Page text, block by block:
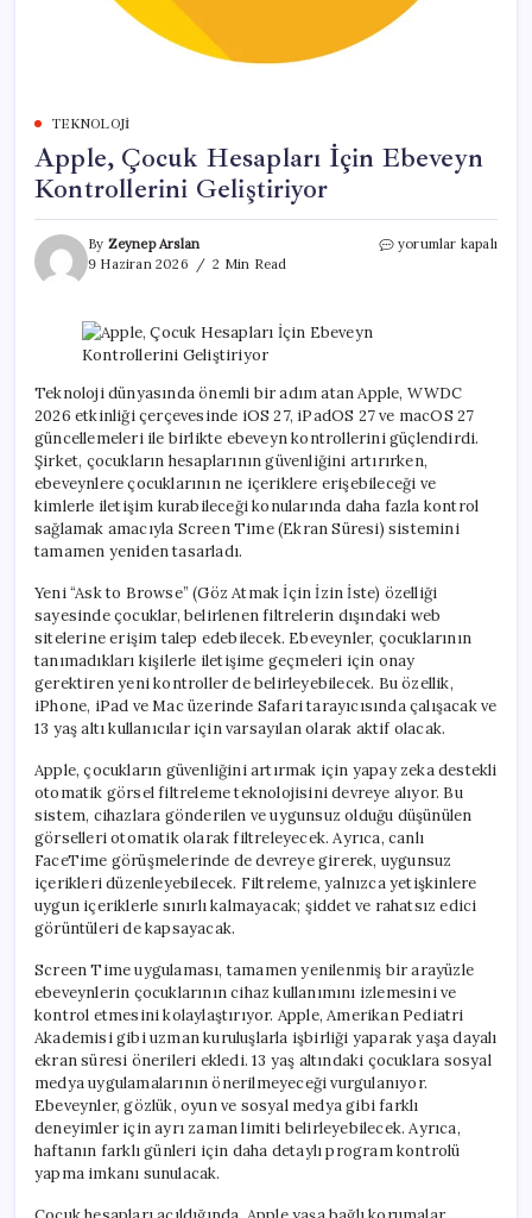
TEKNOLOJI
Apple, Çocuk Hesapları İçin Ebeveyn
Kontrollerini Geliştiriyor
By Zeynep Arslan
9 Haziran 2026
2 Min Read
Apple,
için
yorumlar kapalı
Teknoloji dünyasında önemli bir adım atan Apple, WWDC
2026 etkinliği çerçevesinde iOS 27, iPadOS 27 ve macOS 27
güncellemeleri ile birlikte ebeveyn kontrollerini güçlendirdi.
Şirket, çocukların hesaplarının güvenliğini artırırken,
ebeveynlere çocuklarının ne içeriklere erişebileceği ve
kimlerle iletişim kurabileceği konularında daha fazla kontrol
sağlamak amacıyla Screen Time (Ekran Süresi) sistemini
tamamen yeniden tasarladı.
Yeni “Ask to Browse” (Göz Atmak İçin İzin İste) özelliği
sayesinde çocuklar, belirlenen filtrelerin dışındaki web
sitelerine erişim talep edebilecek. Ebeveynler, çocuklarının
tanımadıkları kişilerle iletişime geçmeleri için onay
gerektiren yeni kontroller de belirleyebilecek. Bu özellik,
iPhone, iPad ve Mac üzerinde Safari tarayıcısında çalışacak ve
13 yaş altı kullanıcılar için varsayılan olarak aktif olacak.
Apple, çocukların güvenliğini artırmak için yapay zeka destekli
otomatik görsel filtreleme teknolojisini devreye alıyor. Bu
sistem, cihazlara gönderilen ve uygunsuz olduğu düşünülen
görselleri otomatik olarak filtreleyecek. Ayrıca, canlı
FaceTime görüşmelerinde de devreye girerek, uygunsuz
içerikleri düzenleyebilecek. Filtreleme, yalnızca yetişkinlere
uygun içeriklerle sınırlı kalmayacak; şiddet ve rahatsız edici
görüntüleri de kapsayacak.
Screen Time uygulaması, tamamen yenilenmiş bir arayüzle
ebeveynlerin çocuklarının cihaz kullanımını izlemesini ve
kontrol etmesini kolaylaştırıyor. Apple, Amerikan Pediatri
Akademisi gibi uzman kuruluşlarla işbirliği yaparak yaşa dayalı
ekran süresi önerileri ekledi. 13 yaş altındaki çocuklara sosyal
medya uygulamalarının önerilmeyeceği vurgulanıyor.
Ebeveynler, gözlük, oyun ve sosyal medya gibi farklı
deneyimler için ayrı zaman limiti belirleyebilecek. Ayrıca,
haftanın farklı günleri için daha detaylı program kontrolü
yapma imkanı sunulacak.